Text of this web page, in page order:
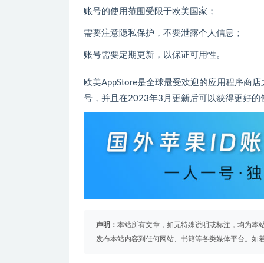
账号的使用范围受限于欧美国家；
需要注意隐私保护，不要泄露个人信息；
账号需要定期更新，以保证可用性。
欧美AppStore是全球最受欢迎的应用程序商
号，并且在2023年3月更新后可以获得更好
声明： 本站所有文章，如无特殊说明或标注，均为本
发布本站内容到任何网站、书籍等各类媒体平台。如